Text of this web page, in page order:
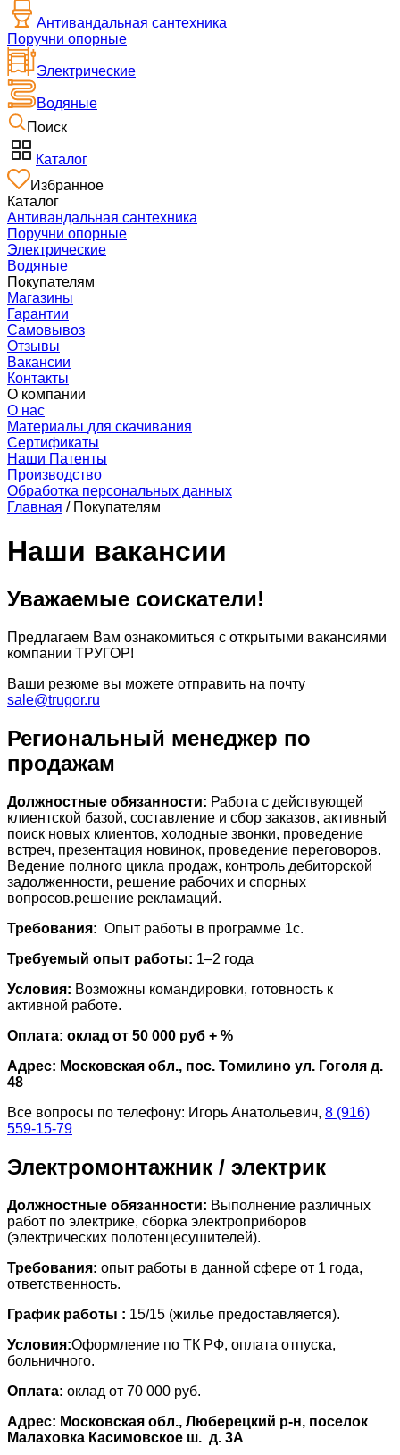
Антивандальная сантехника
Поручни опорные
Электрические
Водяные
Поиск
Каталог
Избранное
Каталог
Антивандальная сантехника
Поручни опорные
Электрические
Водяные
Покупателям
Магазины
Гарантии
Самовывоз
Отзывы
Вакансии
Контакты
О компании
О нас
Материалы для скачивания
Сертификаты
Наши Патенты
Производство
Обработка персональных данных
Главная / Покупателям
Наши вакансии
Уважаемые соискатели!
Предлагаем Вам ознакомиться с открытыми вакансиями
компании ТРУГОР!
Ваши резюме вы можете отправить на почту
sale@trugor.ru
Региональный менеджер по
продажам
Должностные обязанности: Работа с действующей
клиентской базой, составление и сбор заказов, активный
поиск новых клиентов, холодные звонки, проведение
встреч, презентация новинок, проведение переговоров.
Ведение полного цикла продаж, контроль дебиторской
задолженности, решение рабочих и спорных
вопросов.решение рекламаций.
Требования: Опыт работы в программе 1с.
Требуемый опыт работы: 1–2 года
Условия: Возможны командировки, готовность к
активной работе.
Оплата: оклад от 50 000 руб + %
Адрес: Московская обл., пос. Томилино ул. Гоголя д.
48
Все вопросы по телефону: Игорь Анатольевич, 8 (916)
559-15-79
Электромонтажник / электрик
Должностные обязанности: Выполнение различных
работ по электрике, сборка электроприборов
(электрических полотенцесушителей).
Требования: опыт работы в данной сфере от 1 года,
ответственность.
График работы : 15/15 (жилье предоставляется).
Условия:Оформление по ТК РФ, оплата отпуска,
больничного.
Оплата: оклад от 70 000 руб.
Адрес: Московская обл., Люберецкий р-н, поселок
Малаховка Касимовское ш. д. 3А